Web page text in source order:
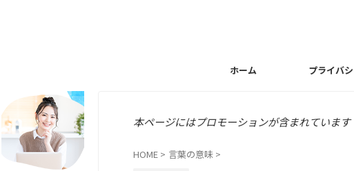
ホーム プライバ
本ページにはプロモーションが含まれています
HOME > 言葉の意味 >